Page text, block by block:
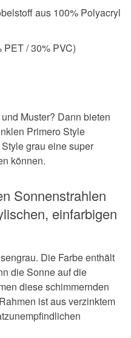
aus 100% Polyacryl
/ 30% PVC)
Muster? Dann bieten
Primero Style
grau eine super
können.
Sonnenstrahlen
einfarbigen
Die Farbe enthält
die Sonne auf die
diese schimmernden
ist aus verzinktem